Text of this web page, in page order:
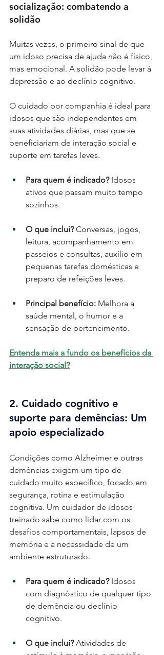
socialização: combatendo a
solidão
Muitas vezes, o primeiro sinal de que
um idoso precisa de ajuda não é físico,
mas emocional. A solidão pode levar à
depressão e ao declínio cognitivo.
O cuidado por companhia é ideal para
idosos que são independentes em
suas atividades diárias, mas que se
beneficiariam de interação social e
suporte em tarefas leves.
Para quem é indicado? Idosos
ativos que passam muito tempo
sozinhos.
O que inclui? Conversas, jogos,
leitura, acompanhamento em
passeios e consultas, auxílio em
pequenas tarefas domésticas e
preparo de refeições leves.
Principal benefício: Melhora a
saúde mental, o humor e a
sensação de pertencimento.
Entenda mais a fundo os benefícios da
interação social?
2. Cuidado cognitivo e
suporte para demências: Um
apoio especializado
Condições como Alzheimer e outras
demências exigem um tipo de
cuidado muito específico, focado em
segurança, rotina e estimulação
cognitiva. Um cuidador de idosos
treinado sabe como lidar com os
desafios comportamentais, lapsos de
memória e a necessidade de um
ambiente estruturado.
Para quem é indicado? Idosos
com diagnóstico de qualquer tipo
de demência ou declínio
cognitivo.
O que inclui? Atividades de